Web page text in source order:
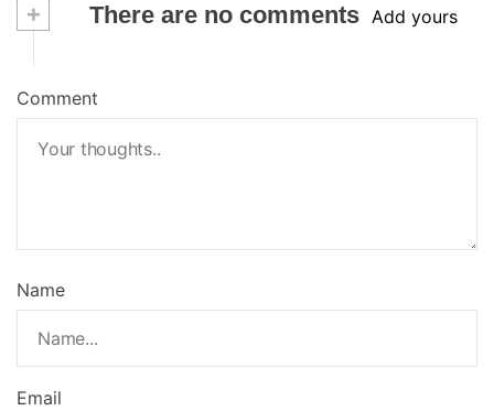
+ There are no comments Add yours
Comment
Name
Email